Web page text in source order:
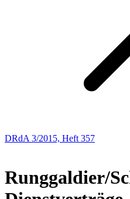
DRdA 3/2015, Heft 357
Runggaldier/